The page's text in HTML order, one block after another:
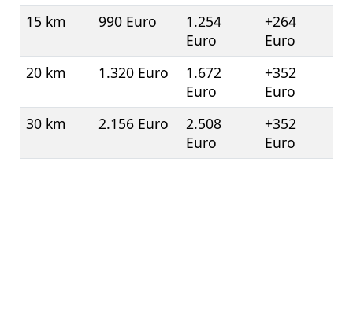
15 km
990 Euro
1.254
Euro
+264
Euro
20 km
1.320 Euro
1.672
Euro
+352
Euro
30 km
2.156 Euro
2.508
Euro
+352
Euro